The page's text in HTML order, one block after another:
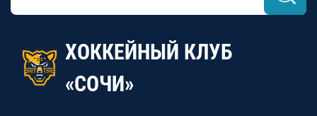
ХОККЕЙНЫЙ КЛУБ
«СОЧИ»